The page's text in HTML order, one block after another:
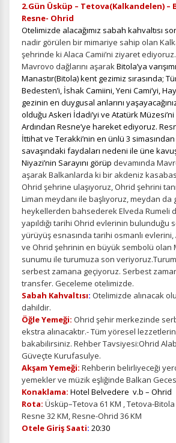
2.Gün Üsküp – Tetova(Kalkandelen) –
Resne- Ohrid
Otelimizde alacağımız sabah kahvaltısı
nadir görülen bir mimariye sahip olan
şehrinde ki Alaca Camii’ni ziyaret
Mavrovo dağlarını aşarakBitola’ya
Manastır(Bitola) kent gezimiz sırasında;
Bedesten’i, İshak Camiini, Yeni Cami’yi,
gezinin en duygusal anlarını
olduğu Askeri İdadi’yi ve Atatürk
Ardından Resne’ye hareket ediyoruz.
İttihat ve Terakki’nin en ünlü 3
savaşındaki faydaları nedeni ile üne
Niyazi’nin Sarayını görüp devamında
aşarak Balkanlarda ki bir akdeniz
Ohrid şehrine ulaşıyoruz, Ohrid şehrini
Liman meydanı ile başlıyoruz, meydan da
heykellerden bahsederek Elveda Rumeli
yapıldığı tarihi Ohrid evlerinin bulunduğu
yürüyüş esnasında tarihi osmanlı
ve Ohrid şehrinin en büyük sembolü olan
sunumu ile turumuza son
serbest zamana geçiyoruz. Serbest
transfer. Geceleme otelimizde.
Sabah Kahvaltısı: Otelimizde alınacak
dahildir.
Öğle Yemeği: Ohrid şehir merkezinde
ekstra alınacaktır.-Tüm yöresel lezzetlerin
bakabilirsiniz. Rehber Tavsiyesi:Ohrid
Güveçte Kurufasulye.
Akşam Yemeği: Rehberin belirliyeceği
yemekler ve müzik eşliğinde Balkan
Konaklama: Hotel Belvedere v.b – Ohrid
Rota: Üsküp–Tetova 61 KM , Tetova-
Resne 32 KM, Resne-Ohrid 36 KM
Otele Giriş Saati: 20:30